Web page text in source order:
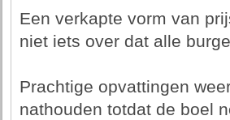
Een verkapte vorm van
niet iets over dat alle
Prachtige opvattingen
nathouden totdat de boel